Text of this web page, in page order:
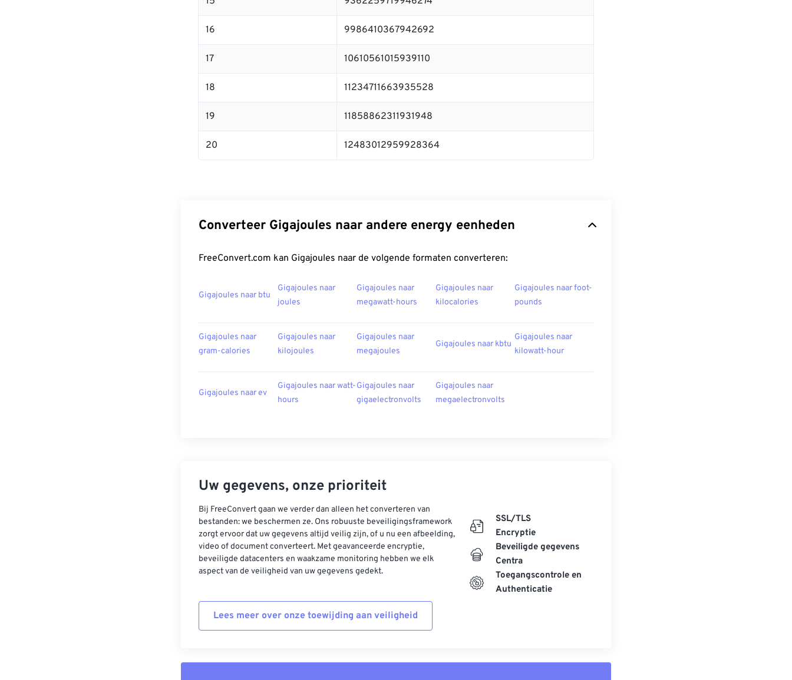
16 9986410367942692
17 10610561015939110
18 11234711663935528
19 11858862311931948
20 12483012959928364
Converteer Gigajoules naar andere energy eenheden
FreeConvert.com kan Gigajoules naar de volgende formaten converteren:
Gigajoules naar btu
Gigajoules naar
joules
Gigajoules naar
megawatt-hours
Gigajoules naar
kilocalories
Gigajoules naar foot-
pounds
Gigajoules naar
gram-calories
Gigajoules naar
kilojoules
Gigajoules naar
megajoules
Gigajoules naar kbtu
Gigajoules naar
kilowatt-hour
Gigajoules naar ev
Gigajoules naar watt-
hours
Gigajoules naar
gigaelectronvolts
Gigajoules naar
megaelectronvolts
Uw gegevens, onze prioriteit
Bij FreeConvert gaan we verder dan alleen het converteren van
bestanden: we beschermen ze. Ons robuuste beveiligingsframework
zorgt ervoor dat uw gegevens altijd veilig zijn, of u nu een afbeelding,
video of document converteert. Met geavanceerde encryptie,
beveiligde datacenters en waakzame monitoring hebben we elk
aspect van de veiligheid van uw gegevens gedekt.
Lees meer over onze toewijding aan veiligheid
SSL/TLS
Encryptie
Beveiligde gegevens
Centra
Toegangscontrole en
Authenticatie